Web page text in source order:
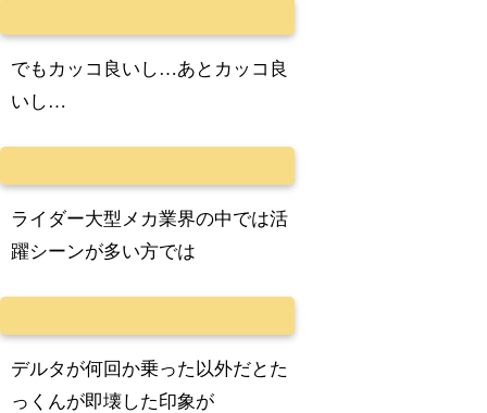
でもカッコ良いし…あとカッコ良
いし…
ライダー大型メカ業界の中では活
躍シーンが多い方では
デルタが何回か乗った以外だとた
っくんが即壊した印象が